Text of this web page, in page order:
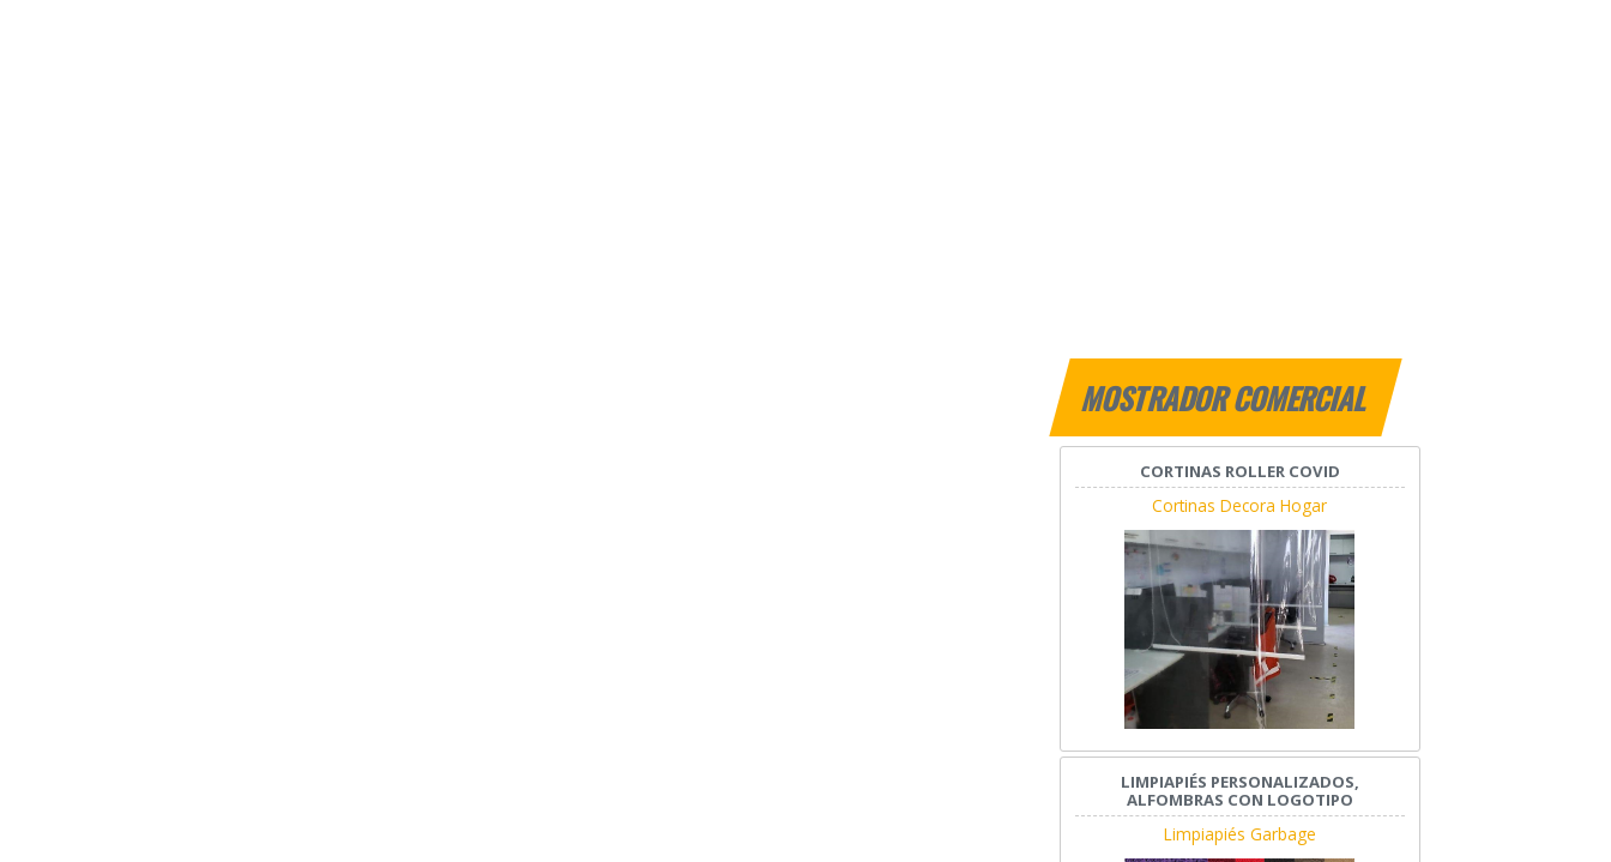
MOSTRADOR COMERCIAL
CORTINAS ROLLER COVID
Cortinas Decora Hogar
LIMPIAPIÉS PERSONALIZADOS,
ALFOMBRAS CON LOGOTIPO
Limpiapiés Garbage